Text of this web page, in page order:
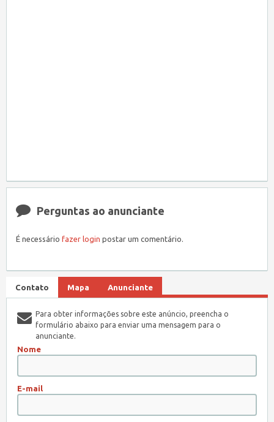
Perguntas ao anunciante
É necessário fazer login postar um comentário.
Contato Mapa Anunciante
Para obter informações sobre este anúncio, preencha o
formulário abaixo para enviar uma mensagem para o
anunciante.
Nome
E-mail